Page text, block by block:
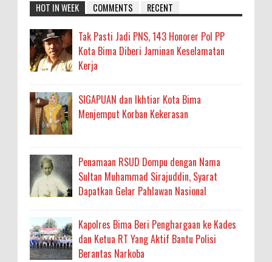
HOT IN WEEK COMMENTS RECENT
Tak Pasti Jadi PNS, 143 Honorer Pol PP
Kota Bima Diberi Jaminan Keselamatan
Kerja
SIGAPUAN dan Ikhtiar Kota Bima
Menjemput Korban Kekerasan
Penamaan RSUD Dompu dengan Nama
Sultan Muhammad Sirajuddin, Syarat
Dapatkan Gelar Pahlawan Nasional
Kapolres Bima Beri Penghargaan ke Kades
dan Ketua RT Yang Aktif Bantu Polisi
Berantas Narkoba